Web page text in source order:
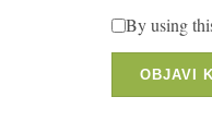
By using